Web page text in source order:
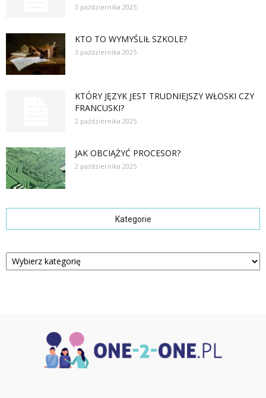
3 października 2025
KTO TO WYMYŚLIŁ SZKOLE?
3 października 2025
KTÓRY JĘZYK JEST TRUDNIEJSZY WŁOSKI CZY
FRANCUSKI?
2 października 2025
JAK OBCIĄŻYĆ PROCESOR?
2 października 2025
Kategorie
Kategorie